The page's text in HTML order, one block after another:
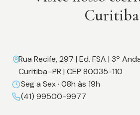
Curitiba
Rua Recife, 297 | Ed. FSA | 3º
Curitiba–PR | CEP 80035-110
Seg a Sex · 08h às 19h
(41) 99500-9977